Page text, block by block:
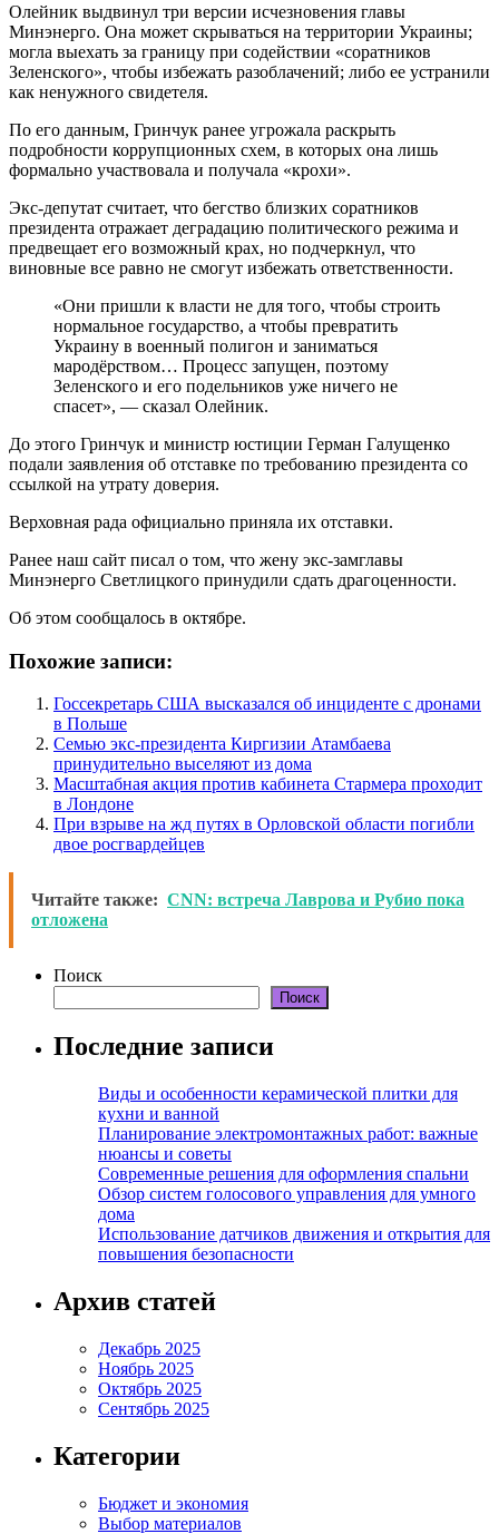
Олейник выдвинул три версии исчезновения главы
Минэнерго. Она может скрываться на территории Украины;
могла выехать за границу при содействии «соратников
Зеленского», чтобы избежать разоблачений; либо ее устранили
как ненужного свидетеля.
По его данным, Гринчук ранее угрожала раскрыть
подробности коррупционных схем, в которых она лишь
формально участвовала и получала «крохи».
Экс-депутат считает, что бегство близких соратников
президента отражает деградацию политического режима и
предвещает его возможный крах, но подчеркнул, что
виновные все равно не смогут избежать ответственности.
«Они пришли к власти не для того, чтобы строить
нормальное государство, а чтобы превратить
Украину в военный полигон и заниматься
мародёрством… Процесс запущен, поэтому
Зеленского и его подельников уже ничего не
спасет», — сказал Олейник.
До этого Гринчук и министр юстиции Герман Галущенко
подали заявления об отставке по требованию президента со
ссылкой на утрату доверия.
Верховная рада официально приняла их отставки.
Ранее наш сайт писал о том, что жену экс-замглавы
Минэнерго Светлицкого принудили сдать драгоценности.
Об этом сообщалось в октябре.
Похожие записи:
Госсекретарь США высказался об инциденте с дронами
в Польше
Семью экс-президента Киргизии Атамбаева
принудительно выселяют из дома
Масштабная акция против кабинета Стармера проходит
в Лондоне
При взрыве на жд путях в Орловской области погибли
двое росгвардейцев
Читайте также: CNN: встреча Лаврова и Рубио пока
отложена
Поиск
Поиск
Последние записи
Виды и особенности керамической плитки для
кухни и ванной
Планирование электромонтажных работ: важные
нюансы и советы
Современные решения для оформления спальни
Обзор систем голосового управления для умного
дома
Использование датчиков движения и открытия для
повышения безопасности
Архив статей
Декабрь 2025
Ноябрь 2025
Октябрь 2025
Сентябрь 2025
Категории
Бюджет и экономия
Выбор материалов